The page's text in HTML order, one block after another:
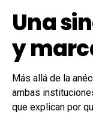
Una
y
Más allá de la
ambas
que explican por